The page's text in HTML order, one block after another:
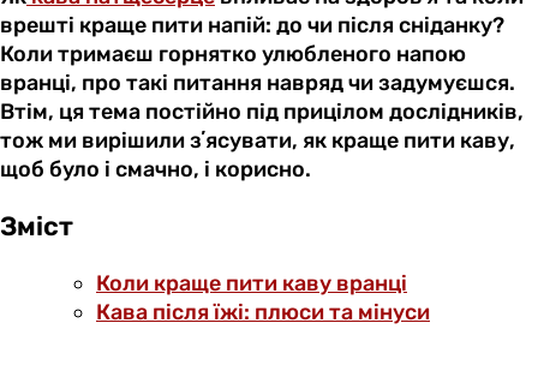
врешті краще пити напій: до чи після сніданку?
Коли тримаєш горнятко улюбленого напою
вранці, про такі питання навряд чи задумуєшся.
Втім, ця тема постійно під прицілом дослідників,
тож ми вирішили зʼясувати, як краще пити каву,
щоб було і смачно, і корисно.
Зміст
Коли краще пити каву вранці
Кава після їжі: плюси та мінуси